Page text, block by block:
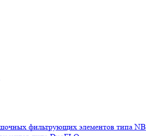
фильтрующих элементов типа NB